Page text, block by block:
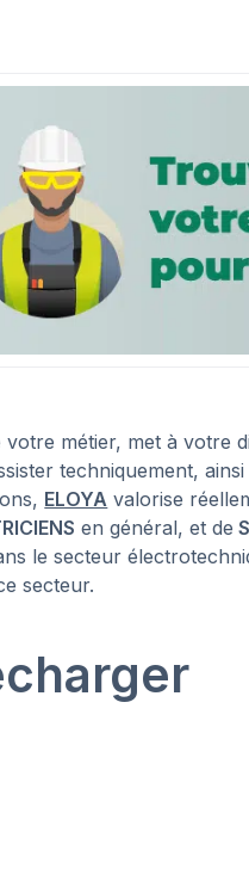
métier, met à votre
techniquement,
ELOYA valorise
en général, et de
le secteur
secteur.